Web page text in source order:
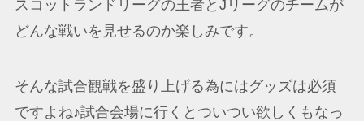
スコットランドリーグの王者とJリーグのチームが
どんな戦いを見せるのか楽しみです。
そんな試合観戦を盛り上げる為にはグッズは必須
ですよね♪試合会場に行くとついつい欲しくもなっ